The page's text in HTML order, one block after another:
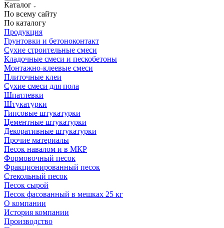
Каталог
По всему сайту
По каталогу
Продукция
Грунтовки и бетоноконтакт
Сухие строительные смеси
Кладочные смеси и пескобетоны
Монтажно-клеевые смеси
Плиточные клеи
Сухие смеси для пола
Шпатлевки
Штукатурки
Гипсовые штукатурки
Цементные штукатурки
Декоративные штукатурки
Прочие материалы
Песок навалом и в МКР
Формовочный песок
Фракционированный песок
Стекольный песок
Песок сырой
Песок фасованный в мешках 25 кг
О компании
История компании
Производство